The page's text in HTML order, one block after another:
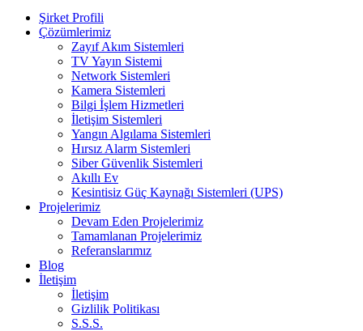
Şirket Profili
Çözümlerimiz
Zayıf Akım Sistemleri
TV Yayın Sistemi
Network Sistemleri
Kamera Sistemleri
Bilgi İşlem Hizmetleri
İletişim Sistemleri
Yangın Algılama Sistemleri
Hırsız Alarm Sistemleri
Siber Güvenlik Sistemleri
Akıllı Ev
Kesintisiz Güç Kaynağı Sistemleri (UPS)
Projelerimiz
Devam Eden Projelerimiz
Tamamlanan Projelerimiz
Referanslarımız
Blog
İletişim
İletişim
Gizlilik Politikası
S.S.S.